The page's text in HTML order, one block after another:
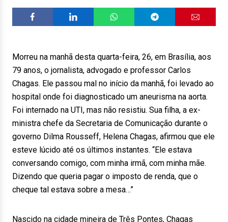
Morreu na manhã desta quarta-feira, 26, em Brasília, aos
79 anos, o jornalista, advogado e professor Carlos
Chagas. Ele passou mal no início da manhã, foi levado ao
hospital onde foi diagnosticado um aneurisma na aorta.
Foi internado na UTI, mas não resistiu. Sua filha, a ex-
ministra chefe da Secretaria de Comunicação durante o
governo Dilma Rousseff, Helena Chagas, afirmou que ele
esteve lúcido até os últimos instantes. “Ele estava
conversando comigo, com minha irmã, com minha mãe.
Dizendo que queria pagar o imposto de renda, que o
cheque tal estava sobre a mesa…”
Nascido na cidade mineira de Três Pontes, Chagas